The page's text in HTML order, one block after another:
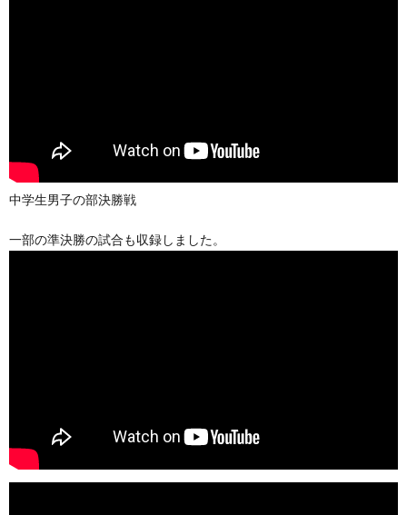
中学生男子の部決勝戦
一部の準決勝の試合も収録しました。